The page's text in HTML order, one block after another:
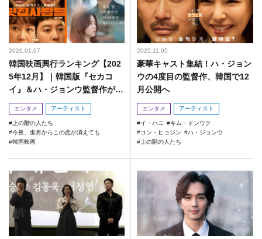
2026.01.07
韓国映画興行ランキング【202
5年12月】｜韓国版『セカコ
イ』＆ハ・ジョンウ監督作が健
闘！
エンタメ アーティスト
上の階の人たち
今夜、世界からこの恋が消えても
韓国映画
2025.11.05
豪華キャスト集結！ハ・ジョン
ウの4度目の監督作、韓国で12
月公開へ
エンタメ アーティスト
イ・ハニ
キム・ドンウク
コン・ヒョジン
ハ・ジョンウ
上の階の人たち